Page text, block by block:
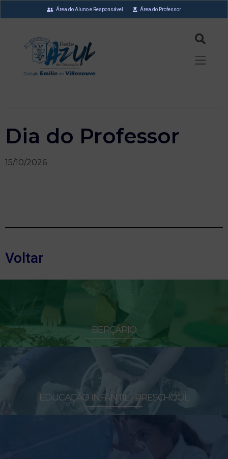
Área do Aluno e Responsável Área do Professor
Dia do Professor
15/10/2026
Voltar
BERÇÁRIO
EDUCAÇÃO INFANTIL | PRESCHOOL